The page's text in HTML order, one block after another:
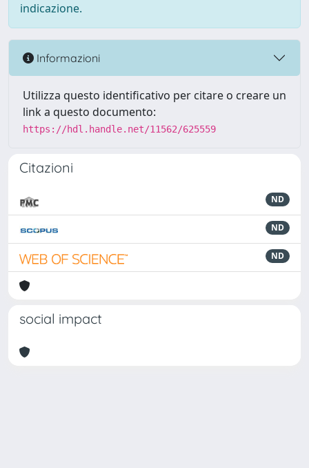
indicazione.
Informazioni
Utilizza questo identificativo per citare o creare un
link a questo documento:
https://hdl.handle.net/11562/625559
Citazioni
ND
ND
ND
social impact